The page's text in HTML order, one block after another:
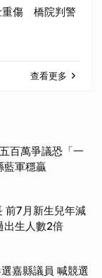
重傷 橋院判警
查看更多
百萬爭議恐「一
藍軍穩贏
前7月新生兒年減
出生人數2倍
嘉縣議員 喊競選